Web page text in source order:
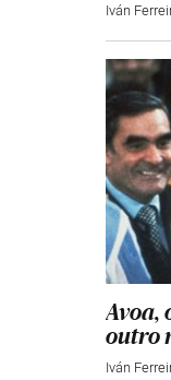
Iván
Avoa,
outro
Iván